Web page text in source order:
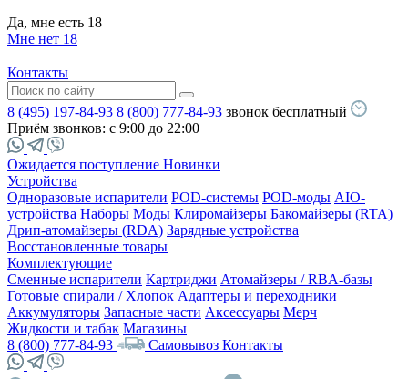
Да, мне есть 18
Мне нет 18
Контакты
8 (495) 197-84-93 8 (800) 777-84-93 звонок бесплатный
Приём звонков: с 9:00 до 22:00
Ожидается поступление Новинки
Устройства
Одноразовые испарители POD-системы POD-моды AIO-
устройства Наборы Моды Клиромайзеры Бакомайзеры (RTA)
Дрип-атомайзеры (RDA) Зарядные устройства
Восстановленные товары
Комплектующие
Сменные испарители Картриджи Атомайзеры / RBA-базы
Готовые спирали / Хлопок Адаптеры и переходники
Аккумуляторы Запасные части Аксессуары Мерч
Жидкости и табак Магазины
8 (800) 777-84-93
Самовывоз Контакты